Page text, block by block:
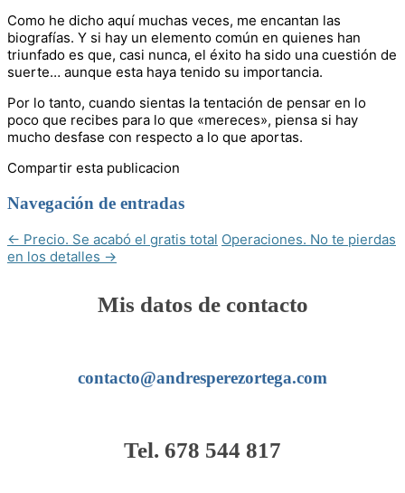
Como he dicho aquí muchas veces, me encantan las
biografías. Y si hay un elemento común en quienes han
triunfado es que, casi nunca, el éxito ha sido una cuestión de
suerte… aunque esta haya tenido su importancia.
Por lo tanto, cuando sientas la tentación de pensar en lo
poco que recibes para lo que «mereces», piensa si hay
mucho desfase con respecto a lo que aportas.
Compartir esta publicacion
Navegación de entradas
← Precio. Se acabó el gratis total Operaciones. No te pierdas
en los detalles →
Mis datos de contacto
contacto@andresperezortega.com
Tel. 678 544 817